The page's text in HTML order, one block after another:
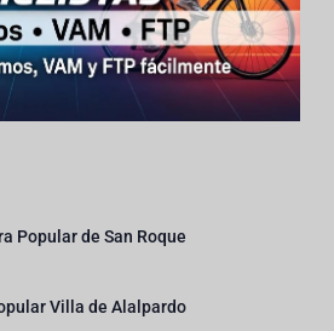
n
el
Popular de San Roque
Villa de Alalpardo